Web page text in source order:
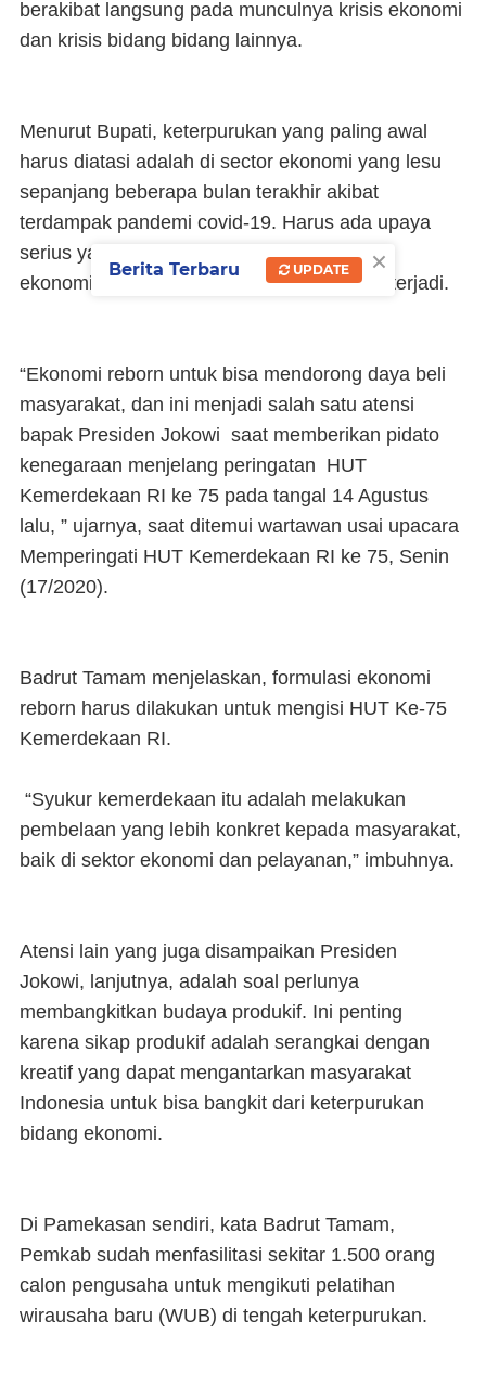
berakibat langsung pada munculnya krisis ekonomi
dan krisis bidang bidang lainnya.
Menurut Bupati, keterpurukan yang paling awal
harus diatasi adalah di sector ekonomi yang lesu
sepanjang beberapa bulan terakhir akibat
terdampak pandemi covid-19. Harus ada upaya
serius yang kreatif dan solutif dalam bidang
ekonomi untuk bisa mengatasi krisisi yang terjadi.
“Ekonomi reborn untuk bisa mendorong daya beli
masyarakat, dan ini menjadi salah satu atensi
bapak Presiden Jokowi saat memberikan pidato
kenegaraan menjelang peringatan HUT
Kemerdekaan RI ke 75 pada tangal 14 Agustus
lalu, ” ujarnya, saat ditemui wartawan usai upacara
Memperingati HUT Kemerdekaan RI ke 75, Senin
(17/2020).
Badrut Tamam menjelaskan, formulasi ekonomi
reborn harus dilakukan untuk mengisi HUT Ke-75
Kemerdekaan RI.
“Syukur kemerdekaan itu adalah melakukan
pembelaan yang lebih konkret kepada masyarakat,
baik di sektor ekonomi dan pelayanan,” imbuhnya.
Atensi lain yang juga disampaikan Presiden
Jokowi, lanjutnya, adalah soal perlunya
membangkitkan budaya produkif. Ini penting
karena sikap produkif adalah serangkai dengan
kreatif yang dapat mengantarkan masyarakat
Indonesia untuk bisa bangkit dari keterpurukan
bidang ekonomi.
Di Pamekasan sendiri, kata Badrut Tamam,
Pemkab sudah menfasilitasi sekitar 1.500 orang
calon pengusaha untuk mengikuti pelatihan
wirausaha baru (WUB) di tengah keterpurukan.
×
Berita Terbaru UPDATE